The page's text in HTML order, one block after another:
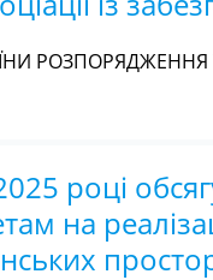
РОЗПОРЯДЖЕННЯ
році
на